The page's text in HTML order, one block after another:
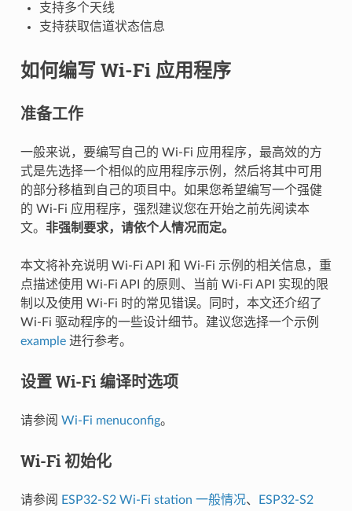
支持多个天线
支持获取信道状态信息
如何编写 Wi-Fi 应用程序
准备工作
一般来说，要编写自己的 Wi-Fi 应用程序，最高效的方
式是先选择一个相似的应用程序示例，然后将其中可用
的部分移植到自己的项目中。如果您希望编写一个强健
的 Wi-Fi 应用程序，强烈建议您在开始之前先阅读本
文。 非强制要求，请依个人情况而定。
本文将补充说明 Wi-Fi API 和 Wi-Fi 示例的相关信息，重
点描述使用 Wi-Fi API 的原则、当前 Wi-Fi API 实现的限
制以及使用 Wi-Fi 时的常见错误。同时，本文还介绍了
Wi-Fi 驱动程序的一些设计细节。建议您选择一个示例
example 进行参考。
设置 Wi-Fi 编译时选项
请参阅 Wi-Fi menuconfig。
Wi-Fi 初始化
请参阅 ESP32-S2 Wi-Fi station 一般情况、
ESP32-S2